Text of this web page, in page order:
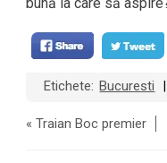
Etichete: Bucuresti
«Traian Boc premier